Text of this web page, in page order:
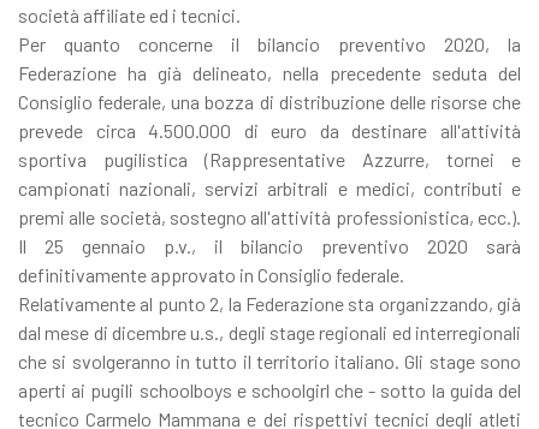
società affiliate ed i tecnici.
Per quanto concerne il bilancio preventivo 2020, la
Federazione ha già delineato, nella precedente seduta del
Consiglio federale, una bozza di distribuzione delle risorse che
prevede circa 4.500.000 di euro da destinare all'attività
sportiva pugilistica (Rappresentative Azzurre, tornei e
campionati nazionali, servizi arbitrali e medici, contributi e
premi alle società, sostegno all'attività professionistica, ecc.).
Il 25 gennaio p.v., il bilancio preventivo 2020 sarà
definitivamente approvato in Consiglio federale.
Relativamente al punto 2, la Federazione sta organizzando, già
dal mese di dicembre u.s., degli stage regionali ed interregionali
che si svolgeranno in tutto il territorio italiano. Gli stage sono
aperti ai pugili schoolboys e schoolgirl che - sotto la guida del
tecnico Carmelo Mammana e dei rispettivi tecnici degli atleti